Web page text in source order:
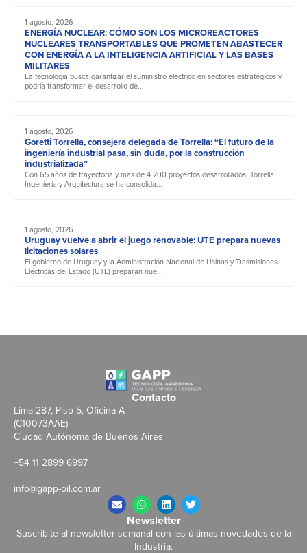
1 agosto, 2026
ENERGÍA NUCLEAR: CÓMO SON LOS MICROREACTORES
NUCLEARES TRANSPORTABLES QUE PROMETEN ABASTECER
CON ENERGÍA A LA INTELIGENCIA ARTIFICIAL Y LAS BASES
MILITARES
La tecnología busca garantizar el suministro eléctrico en sectores estratégicos y
podría transformar el desarrollo de...
1 agosto, 2026
Goretti Torrella, consejera delegada de Torrella: “El futuro de la
ingeniería industrial pasa, sin duda, por la construcción
industrializada”
Con 65 años de trayectoria y más de 4.200 proyectos desarrollados, Torrella
Ingeniería y Arquitectura se ha consolida...
1 agosto, 2026
Uruguay vuelve a abrir el juego renovable: UTE prepara nuevas
licitaciones solares
El gobierno de Uruguay y la Administración Nacional de Usinas y Trasmisiones
Eléctricas del Estado (UTE) preparan nue...
Contacto
Lima 287, Piso 5, Oficina A
(C10073AAE)
Ciudad Autónoma de Buenos Aires
+54 11 2899 6997
info@gapp-oil.com.ar
Newsletter
Suscribite al newsletter semanal con las últimas novedades de la
Industria.